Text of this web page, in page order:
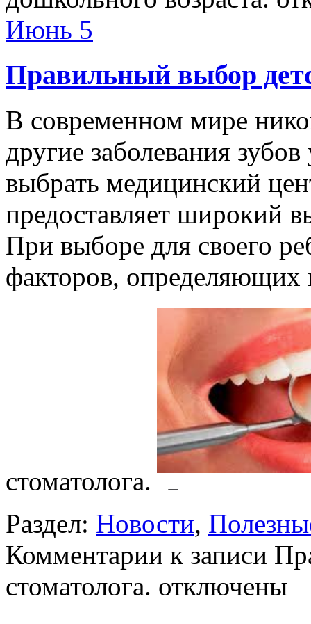
Июнь 5
Правильный выбор
В современном мире
другие заболевания
выбрать медицинский
предоставляет широкий
При выборе для своего
факторов, определяющих
стоматолога.
Раздел: Новости,
Комментарии к записи
стоматолога. отключены